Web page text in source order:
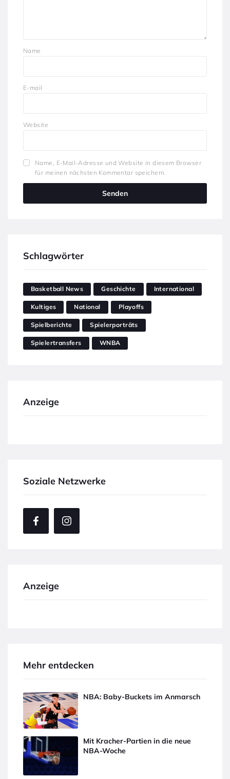
Name
E-mail
Website
Name, E-Mail-Adresse und Website in diesem Browser
für meinen nächsten Kommentar speichern.
Schlagwörter
Basketball News Geschichte International
Kultiges National Playoffs
Spielberichte Spielerporträts
Spielertransfers WNBA
Anzeige
Soziale Netzwerke
Anzeige
Mehr entdecken
NBA: Baby-Buckets im Anmarsch
Mit Kracher-Partien in die neue
NBA-Woche